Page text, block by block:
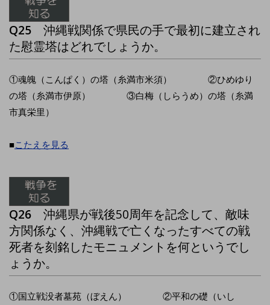
Q25 沖縄戦関係で県民の手で最初に建立され
た慰霊塔はどれでしょうか。
①魂魄（こんぱく）の塔（糸満市米須） ②ひめゆり
の塔（糸満市伊原） ③白梅（しらうめ）の塔（糸満
市真栄里）
■こたえを見る
Q26 沖縄県が戦後50周年を記念して、敵味
方関係なく、沖縄戦で亡くなったすべての戦
死者を刻銘したモニュメントを何というでし
ょうか。
①国立戦没者墓苑（ぼえん） ②平和の礎（いし